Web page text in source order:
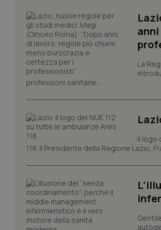
La
professioni sanitarie...
Il logo
118. Il Presidente della Regione Lazio,